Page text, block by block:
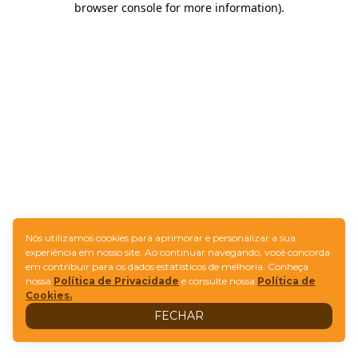
browser console for more information).
Nós utilizamos cookies para aprimorar e personalizar a sua
experiência em nosso site. Ao continuar navegando, você concorda
em contribuir para os dados estatísticos de melhoria. Conheça
nossa Política de Privacidade e consulte nossa Política de
Cookies.
FECHAR